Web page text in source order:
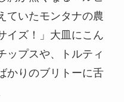
ていたモンタナの農
イズ！」大皿にこん
ップスや、トルティ
かりのブリトーに舌